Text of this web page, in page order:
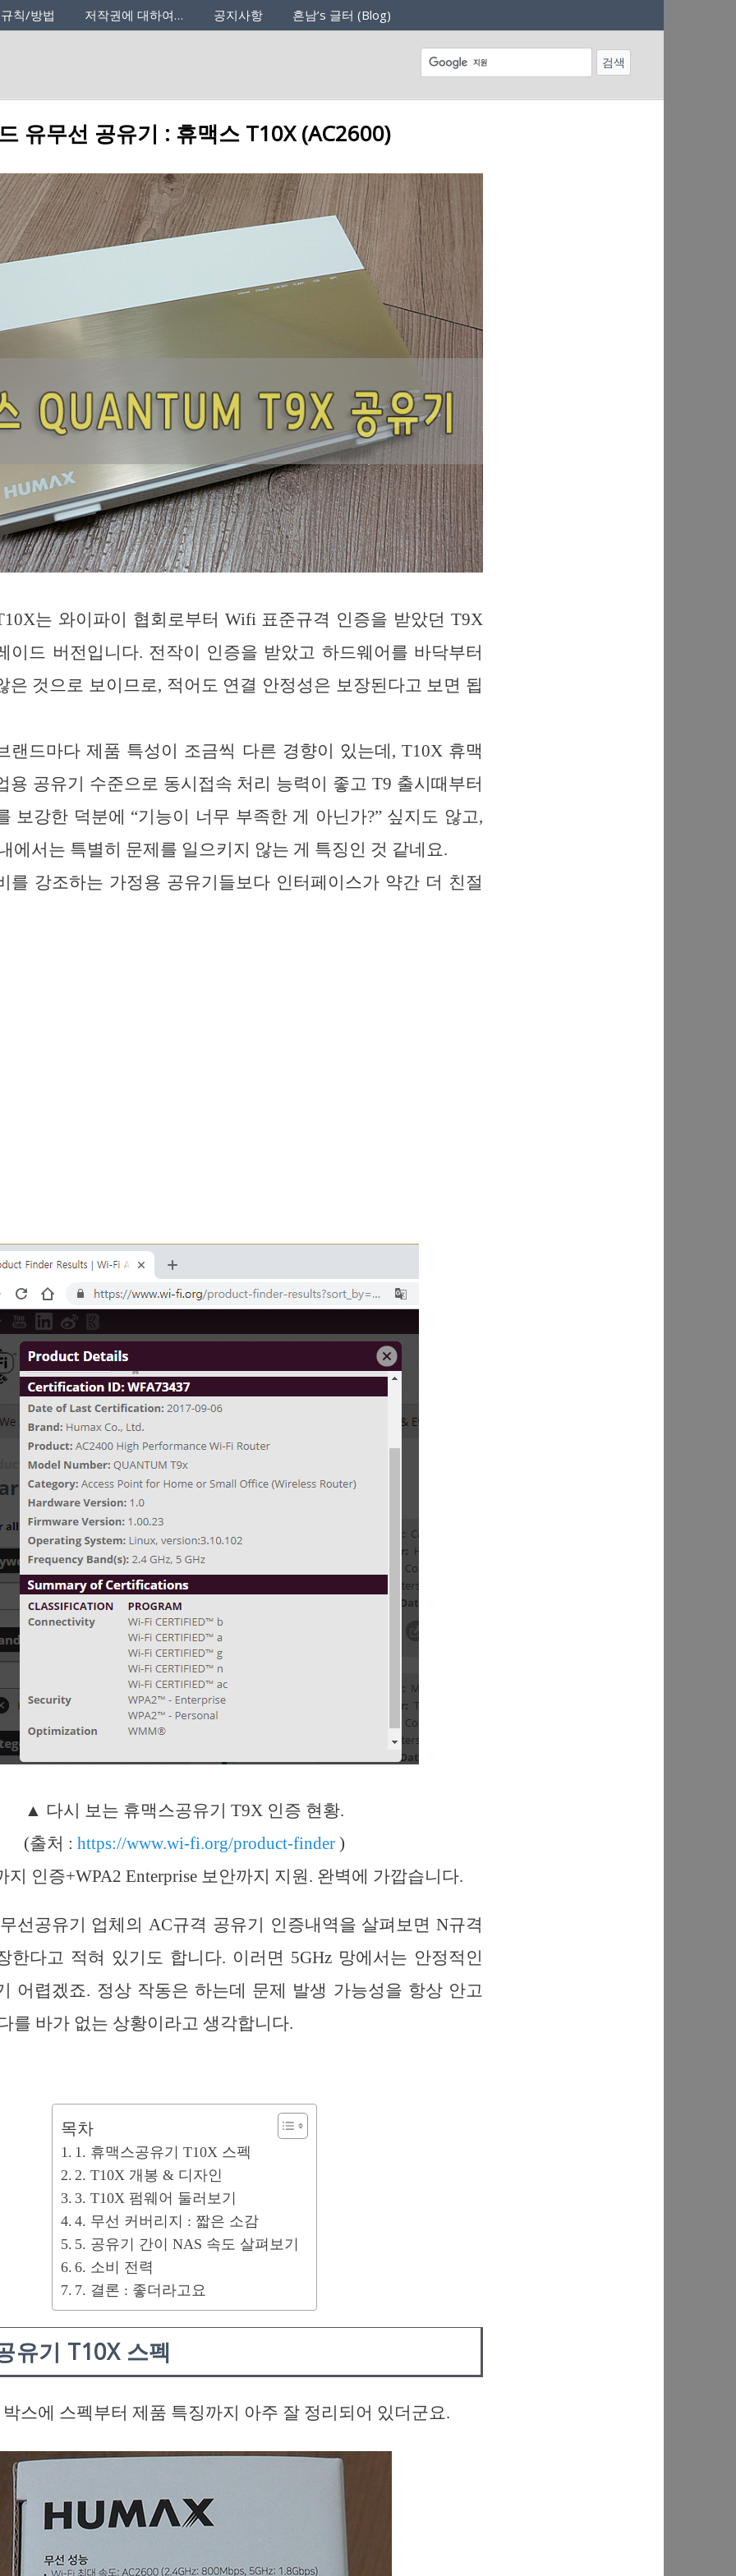
칙/방법 저작권에 대하여… 공지사항 흔남’s 글터 (Blog)
유무선 공유기 : 휴맥스 T10X (AC2600)
는 와이파이 협회로부터 Wifi 표준규격 인증을 받았던 T9X
이드 버전입니다. 전작이 인증을 받았고 하드웨어를 바닥부터
은 것으로 보이므로, 적어도 연결 안정성은 보장된다고 보면 됩
랜드마다 제품 특성이 조금씩 다른 경향이 있는데, T10X 휴맥
용 공유기 수준으로 동시접속 처리 능력이 좋고 T9 출시때부터
보강한 덕분에 “기능이 너무 부족한 게 아닌가?” 싶지도 않고,
에서는 특별히 문제를 일으키지 않는 게 특징인 것 같네요.
강조하는 가정용 공유기들보다 인터페이스가 약간 더 친절
▲ 다시 보는 휴맥스공유기 T9X 인증 현황.
(출처 : https://www.wi-fi.org/product-finder)
지 인증+WPA2 Enterprise 보안까지 지원. 완벽에 가깝습니다.
선공유기 업체의 AC규격 공유기 인증내역을 살펴보면 N규격
한다고 적혀 있기도 합니다. 이러면 5GHz 망에서는 안정적인
어렵겠죠. 정상 작동은 하는데 문제 발생 가능성을 항상 안고
를 바가 없는 상황이라고 생각합니다.
목차
1. 휴맥스공유기 T10X 스펙
2. T10X 개봉 & 디자인
3. T10X 펌웨어 둘러보기
4. 무선 커버리지 : 짧은 소감
5. 공유기 간이 NAS 속도 살펴보기
6. 소비 전력
7. 결론 : 좋더라고요
유기 T10X 스펙
스에 스펙부터 제품 특징까지 아주 잘 정리되어 있더군요.